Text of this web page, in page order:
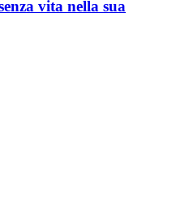
vita nella sua